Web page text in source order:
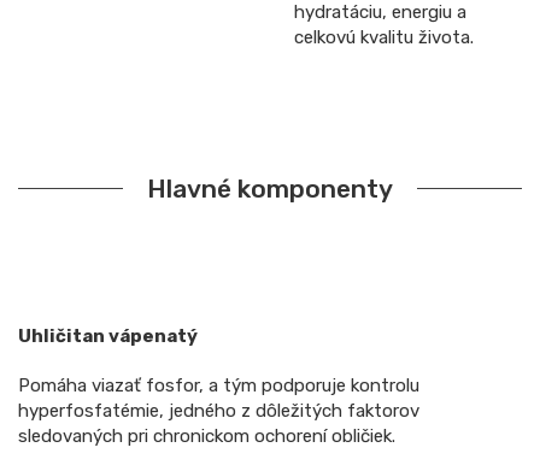
hydratáciu, energiu a
celkovú kvalitu života.
Hlavné komponenty
Uhličitan vápenatý
Pomáha viazať fosfor, a tým podporuje kontrolu
hyperfosfatémie, jedného z dôležitých faktorov
sledovaných pri chronickom ochorení obličiek.